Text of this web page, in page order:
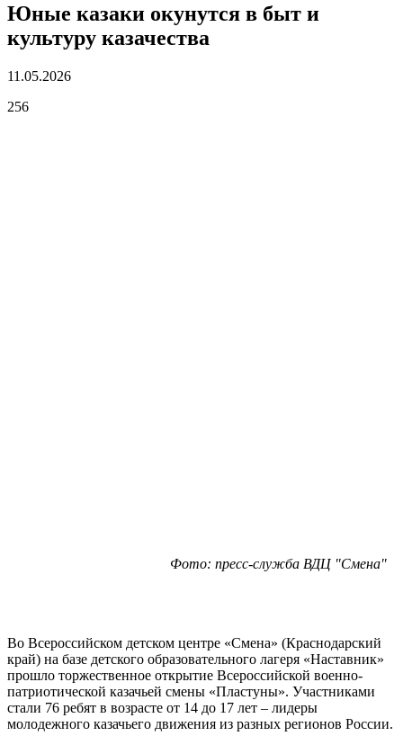
Юные казаки окунутся в быт и
культуру казачества
11.05.2026
256
Фото: пресс-служба ВДЦ "Смена"
Во Всероссийском детском центре «Смена» (Краснодарский
край) на базе детского образовательного лагеря «Наставник»
прошло торжественное открытие Всероссийской военно-
патриотической казачьей смены «Пластуны». Участниками
стали 76 ребят в возрасте от 14 до 17 лет – лидеры
молодежного казачьего движения из разных регионов России.